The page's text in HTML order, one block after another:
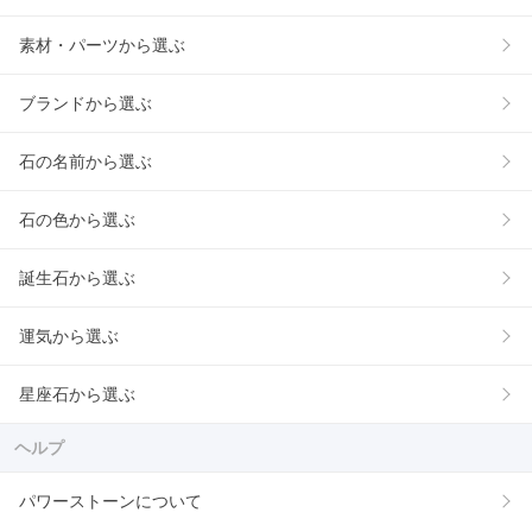
素材・パーツから選ぶ
ブランドから選ぶ
石の名前から選ぶ
石の色から選ぶ
誕生石から選ぶ
運気から選ぶ
星座石から選ぶ
ヘルプ
パワーストーンについて